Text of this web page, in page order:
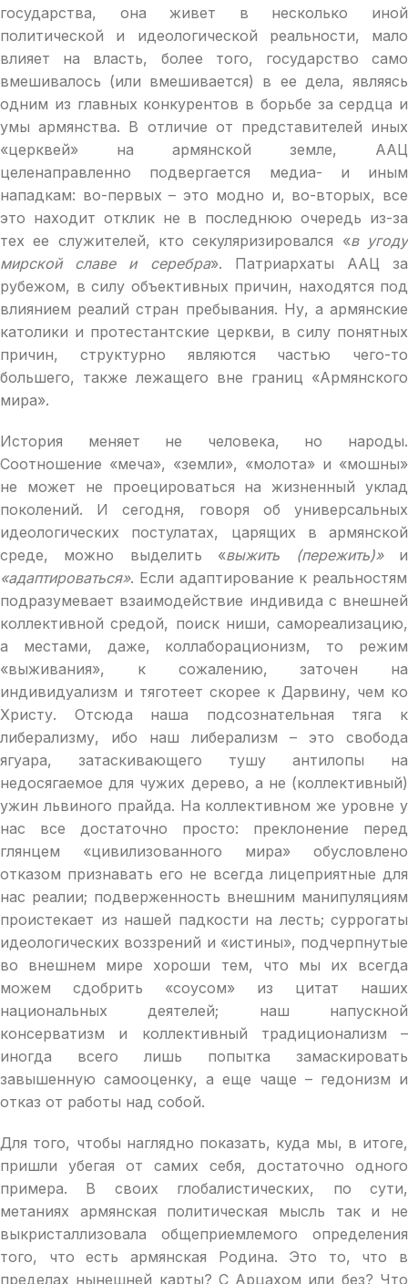
государства, она живет в несколько иной
политической и идеологической реальности, мало
влияет на власть, более того, государство само
вмешивалось (или вмешивается) в ее дела, являясь
одним из главных конкурентов в борьбе за сердца и
умы армянства. В отличие от представителей иных
«церквей» на армянской земле, ААЦ
целенаправленно подвергается медиа- и иным
нападкам: во-первых – это модно и, во-вторых, все
это находит отклик не в последнюю очередь из-за
тех ее служителей, кто секуляризировался «в угоду
мирской славе и серебра». Патриархаты ААЦ за
рубежом, в силу объективных причин, находятся под
влиянием реалий стран пребывания. Ну, а армянские
католики и протестантские церкви, в силу понятных
причин, структурно являются частью чего-то
большего, также лежащего вне границ «Армянского
мира».
История меняет не человека, но народы.
Соотношение «меча», «земли», «молота» и «мошны»
не может не проецироваться на жизненный уклад
поколений. И сегодня, говоря об универсальных
идеологических постулатах, царящих в армянской
среде, можно выделить «выжить (пережить)»и
«адаптироваться». Если адаптирование к реальностям
подразумевает взаимодействие индивида с внешней
коллективной средой, поиск ниши, самореализацию,
а местами, даже, коллаборационизм, то режим
«выживания», к сожалению, заточен на
индивидуализм и тяготеет скорее к Дарвину, чем ко
Христу. Отсюда наша подсознательная тяга к
либерализму, ибо наш либерализм – это свобода
ягуара, затаскивающего тушу антилопы на
недосягаемое для чужих дерево, а не (коллективный)
ужин львиного прайда. На коллективном же уровне у
нас все достаточно просто: преклонение перед
глянцем «цивилизованного мира» обусловлено
отказом признавать его не всегда лицеприятные для
нас реалии; подверженность внешним манипуляциям
проистекает из нашей падкости на лесть; суррогаты
идеологических воззрений и «истины», подчерпнутые
во внешнем мире хороши тем, что мы их всегда
можем сдобрить «соусом» из цитат наших
национальных деятелей; наш напускной
консерватизм и коллективный традиционализм –
иногда всего лишь попытка замаскировать
завышенную самооценку, а еще чаще – гедонизм и
отказ от работы над собой.
Для того, чтобы наглядно показать, куда мы, в итоге,
пришли убегая от самих себя, достаточно одного
примера. В своих глобалистических, по сути,
метаниях армянская политическая мысль так и не
выкристаллизовала общеприемлемого определения
того, что есть армянская Родина. Это то, что в
пределах нынешней карты? С Арцахом или без? Что